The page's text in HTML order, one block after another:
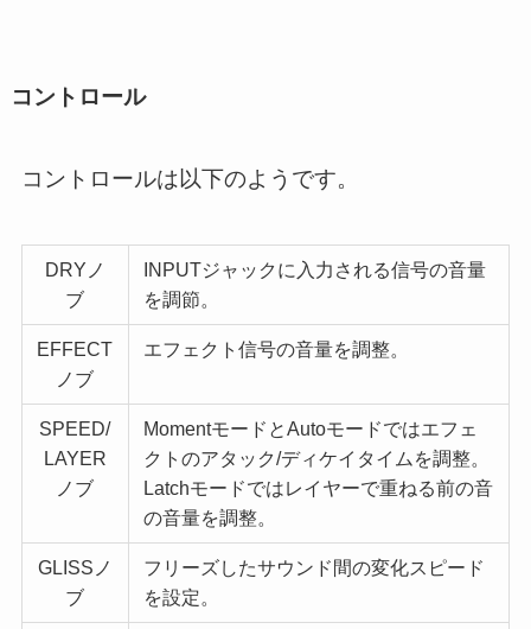
コントロール
コントロールは以下のようです。
DRYノ
ブ
INPUTジャックに入力される信号の音量
を調節。
EFFECT
ノブ
エフェクト信号の音量を調整。
SPEED/
LAYER
ノブ
MomentモードとAutoモードではエフェ
クトのアタック/ディケイタイムを調整。
Latchモードではレイヤーで重ねる前の音
の音量を調整。
GLISSノ
ブ
フリーズしたサウンド間の変化スピード
を設定。